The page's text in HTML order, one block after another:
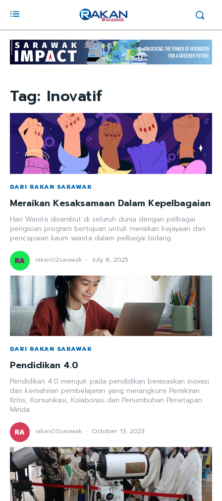
Tag: Inovatif
DARI RAKAN SARAWAK
Meraikan Kesaksamaan Dalam Kepelbagaian
Hari Wanita disambut di seluruh dunia dengan pelbagai
pengisian program bertujuan untuk meraikan kejayaan dan
pencapaian kaum wanita dalam pelbagai bidang.
rakan02sarawak - July 8, 2025
DARI RAKAN SARAWAK
Pendidikan 4.0
Pendidikan 4.0 merujuk pada pendidikan berasaskan inovasi
dan kemahiran pembelajaran yang merangkumi Pemikiran
Kritis, Komunikasi, Kolaborasi dan Penumbuhan Penetapan
Minda.
rakan03sarawak - October 13, 2023